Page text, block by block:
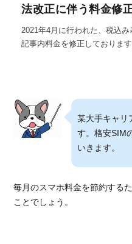
法改正に伴う料金修
2021年4月に行われた、税込
記事内料金を修正しております
某大手キャリ
す。格安SIM
いきます。
毎月のスマホ料金を節約する
ことでしょう。